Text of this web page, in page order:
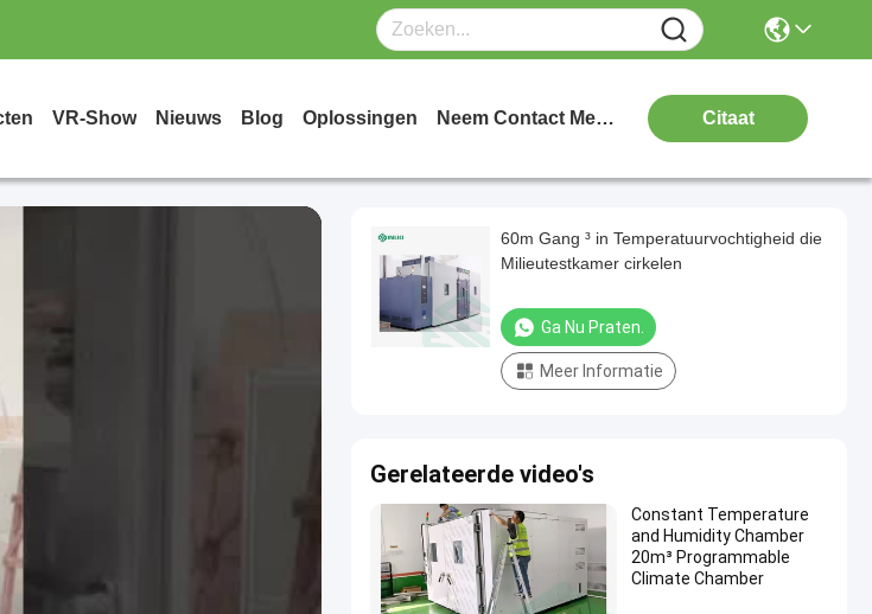
VR-Show Nieuws Blog Oplossingen Neem Contact Met Ons Op Citaat
60m Gang ³ in Temperatuurvochtigheid die
Milieutestkamer cirkelen
Ga Nu Praten.
Meer Informatie
Gerelateerde video's
Constant Temperature
and Humidity Chamber
20m³ Programmable
Climate Chamber